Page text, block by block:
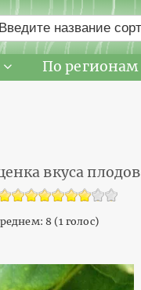
По регионам
вкуса плодов
8 (1 голос)